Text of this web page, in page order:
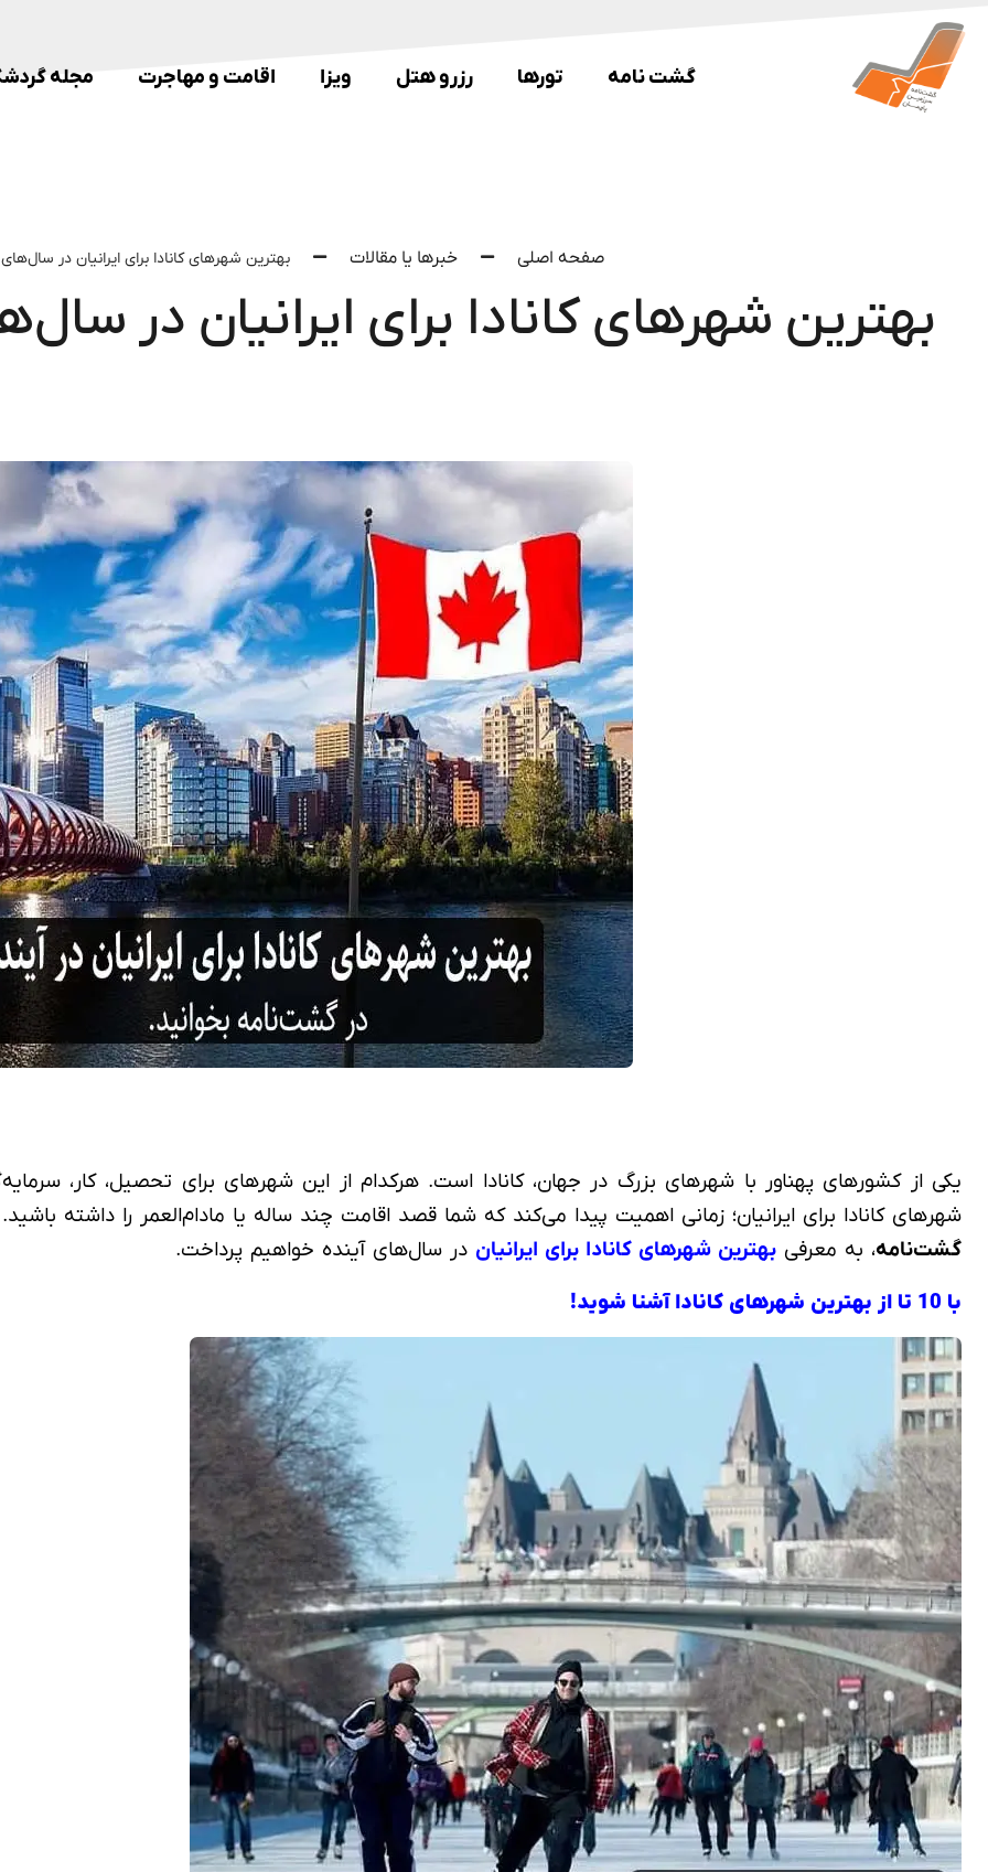
گشت نامه تورها رزرو هتل ویزا اقامت و مهاجرت مجله
صفحه اصلی خبرها یا مقالات بهترین شهرهای کانادا برای ایرانیان در
بهترین شهرهای کانادا برای ایرانیان در
یکی از کشورهای پهناور با شهرهای بزرگ در جهان، کانادا است. هرکدام از این شهرهای برای تحصیل، کار،
شهرهای کانادا برای ایرانیان؛ زمانی اهمیت پیدا می‌کند که شما قصد اقامت چند ساله یا مادام‌العمر را داشته
گشت‌نامه، به معرفی بهترین شهرهای کانادا برای ایرانیان در سال‌های آینده خواهیم پرداخت.
با 10 تا از بهترین شهرهای کانادا آشنا شوید!